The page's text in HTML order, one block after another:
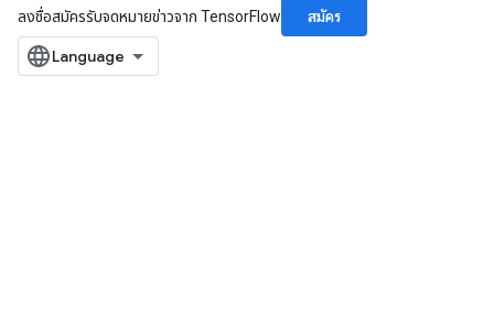
ลงชื่อสมัครรับจดหมายข่าวจาก TensorFlow
สมัคร